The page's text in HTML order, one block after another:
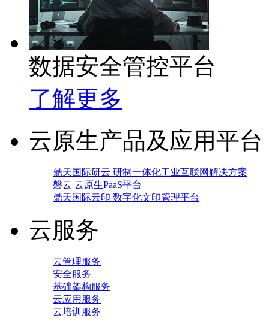
数据安全管控平台
了解更多
云原生产品及应用平台
鼎天国际研云 研制一体化工业互联网解决方案
磐云 云原生PaaS平台
鼎天国际云印 数字化文印管理平台
云服务
云管理服务
安全服务
基础架构服务
云应用服务
云培训服务